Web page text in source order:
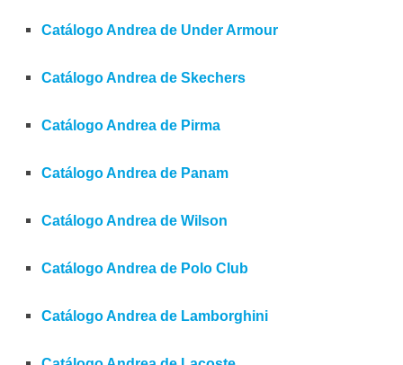
Catálogo Andrea de Under Armour
Catálogo Andrea de Skechers
Catálogo Andrea de Pirma
Catálogo Andrea de Panam
Catálogo Andrea de Wilson
Catálogo Andrea de Polo Club
Catálogo Andrea de Lamborghini